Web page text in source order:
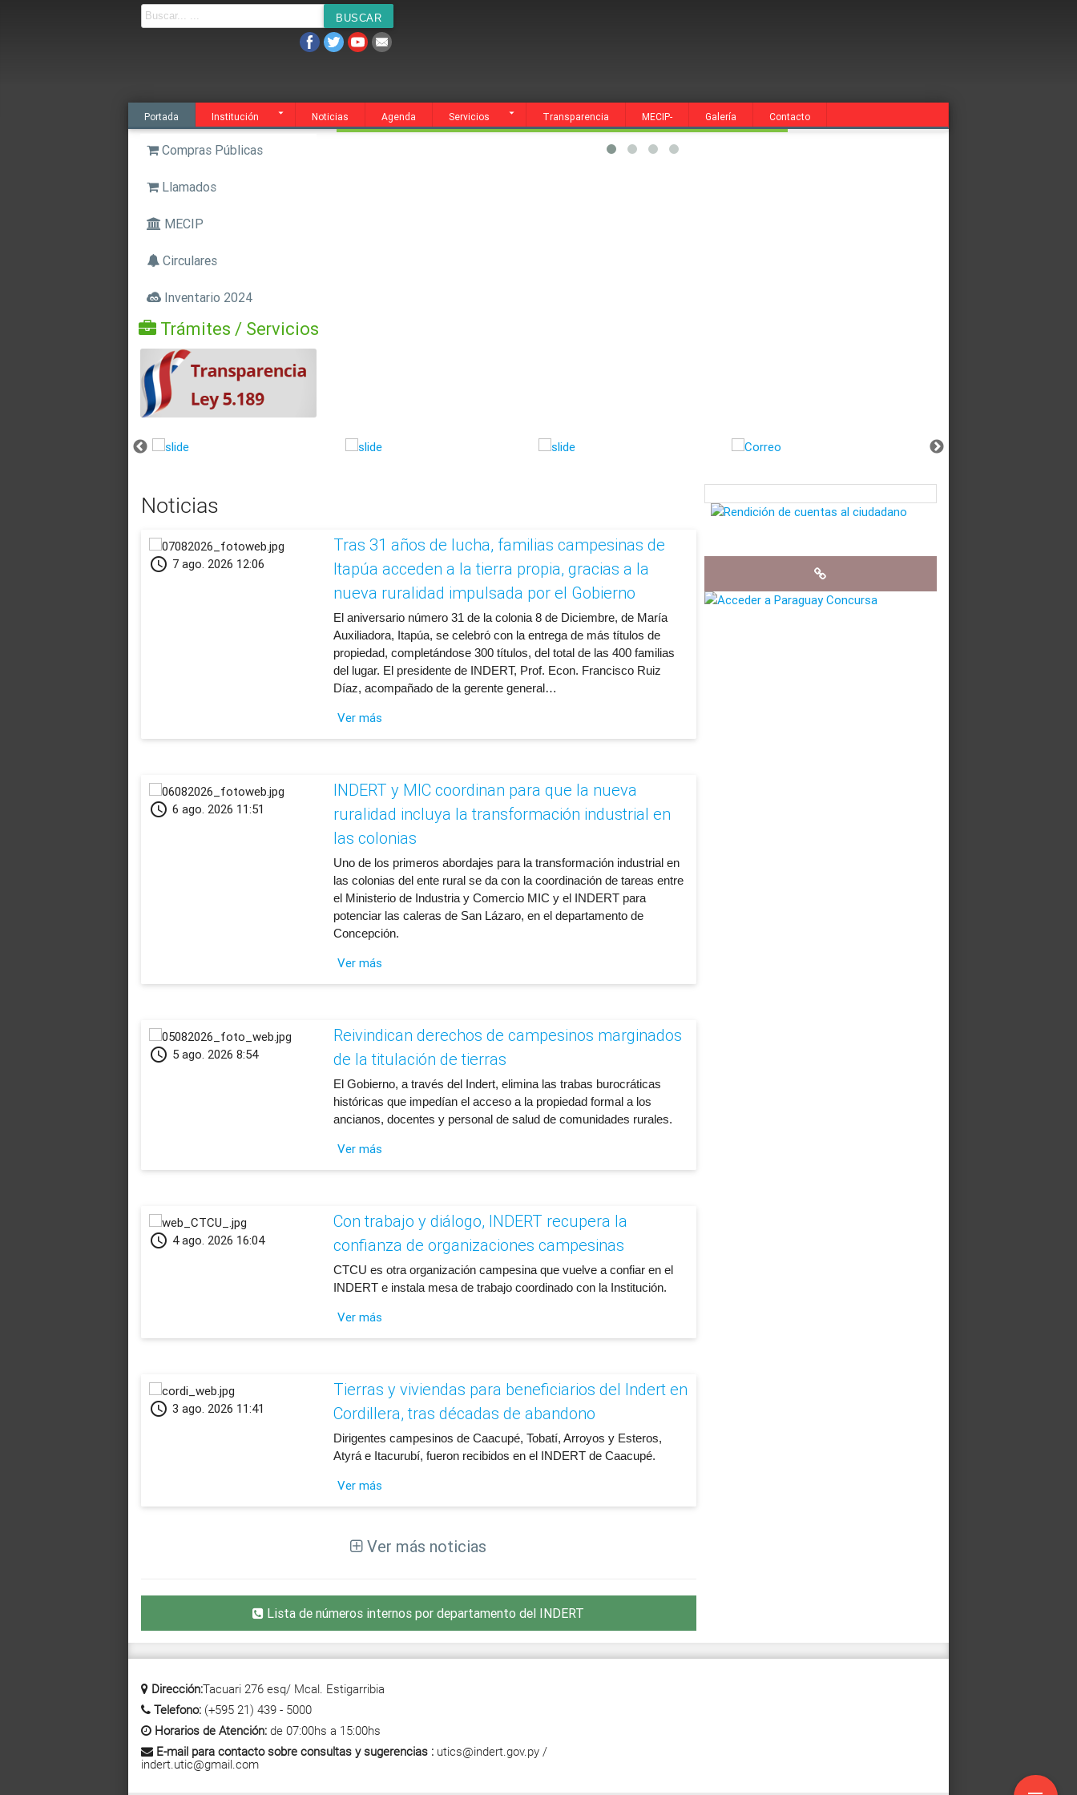
Portada Institución Noticias Agenda Servicios Transparencia MECIP- Galería Contacto
Agenda Servicios Transparencia
Compras Públicas
Llamados
MECIP
Circulares
Inventario 2024
Trámites / Servicios
Noticias
schedule 7 ago. 2026 12:06
Tras 31 años de lucha, familias campesinas de
Itapúa acceden a la tierra propia, gracias a la
nueva ruralidad impulsada por el Gobierno
​El aniversario número 31 de la colonia 8 de Diciembre, de María
Auxiliadora, Itapúa, se celebró con la entrega de más títulos de
propiedad, completándose 300 títulos, del total de las 400 familias
del lugar. El presidente de INDERT, Prof. Econ. Francisco Ruiz
Díaz, acompañado de la gerente general…
Ver más
schedule 6 ago. 2026 11:51
INDERT y MIC coordinan para que la nueva
ruralidad incluya la transformación industrial en
las colonias
Uno de los primeros abordajes para la transformación industrial en
las colonias del ente rural se da con la coordinación de tareas entre
el Ministerio de Industria y Comercio MIC y el INDERT para
potenciar las caleras de San Lázaro, en el departamento de
Concepción.
Ver más
schedule 5 ago. 2026 8:54
Reivindican derechos de campesinos marginados
de la titulación de tierras
​El Gobierno, a través del Indert, elimina las trabas burocráticas
históricas que impedían el acceso a la propiedad formal a los
ancianos, docentes y personal de salud de comunidades rurales.
Ver más
schedule 4 ago. 2026 16:04
Con trabajo y diálogo, INDERT recupera la
confianza de organizaciones campesinas
CTCU es otra organización campesina que vuelve a confiar en el
INDERT e instala mesa de trabajo coordinado con la Institución.
Ver más
schedule 3 ago. 2026 11:41
Tierras y viviendas para beneficiarios del Indert en
Cordillera, tras décadas de abandono
Dirigentes campesinos de Caacupé, Tobatí, Arroyos y Esteros,
Atyrá e Itacurubí, fueron recibidos en el INDERT de Caacupé.
Ver más
Ver más noticias
Lista de números internos por departamento del INDERT
Dirección:Tacuari 276 esq/ Mcal. Estigarribia
Telefono:(+595 21) 439 - 5000
Horarios de Atención:de 07:00hs a 15:00hs
E-mail para contacto sobre consultas y sugerencias :utics@indert.gov.py /
indert.utic@gmail.com